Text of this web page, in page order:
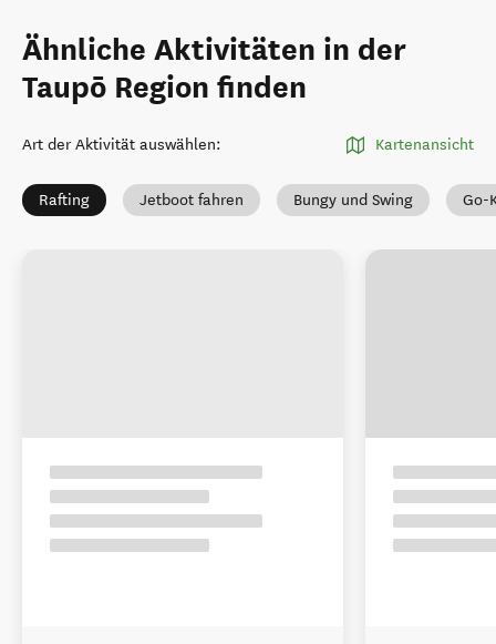
Ähnliche Aktivitäten in der
Taupō Region finden
Art der Aktivität auswählen: Kartenansicht
Rafting Jetboot fahren Bungy und Swing Go-